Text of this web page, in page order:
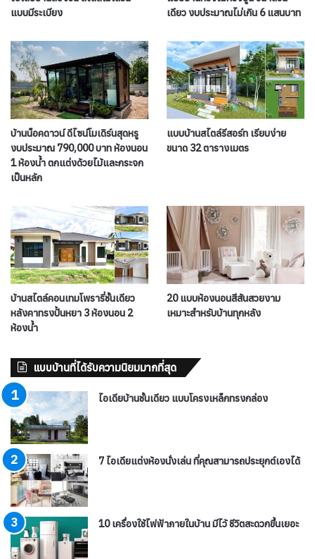
แบบมีระเบียง
เดียว งบประมาณไม่เกิน 6 แสนบาท
บ้านน็อคดาวน์ ดีไซน์โมเดิร์นสุดหรู
งบประมาณ 790,000 บาท ห้องนอน
1 ห้องน้ำ ตกแต่งด้วยไม้และกระจก
เป็นหลัก
แบบบ้านสไตล์รีสอร์ท เรียบง่าย
ขนาด 32 ตารางเมตร
บ้านสไตล์คอนเทมโพรารี่ชั้นเดียว
หลังคาทรงปั้นหยา 3 ห้องนอน 2
ห้องน้ำ
20 แบบห้องนอนสีสันสวยงาม
เหมาะสำหรับบ้านทุกหลัง
แบบบ้านที่ได้รับความนิยมมากที่สุด
ไอเดียบ้านชั้นเดียว แบบโครงเหล็กทรงกล่อง
7 ไอเดียแต่งห้องนั่งเล่น ที่คุณสามารถประยุกต์เองได้
10 เครื่องใช้ไฟฟ้าภายในบ้าน มีไว้ ชีวิตสะดวกขึ้นเยอะ